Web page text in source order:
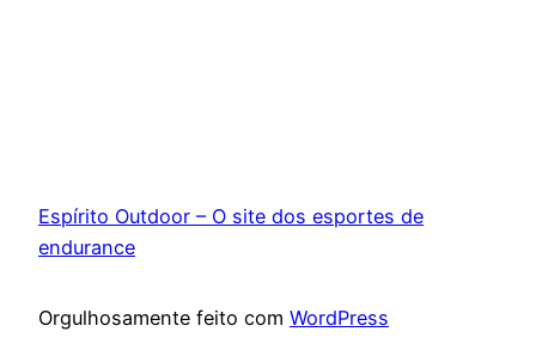
Espírito Outdoor – O site dos esportes de
endurance
Orgulhosamente feito com WordPress